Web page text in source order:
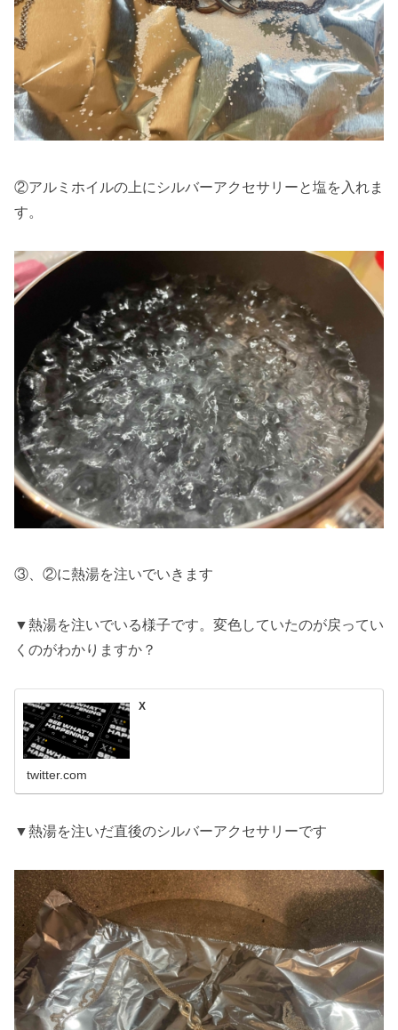
②アルミホイルの上にシルバーアクセサリーと塩を入れま
す。
③、②に熱湯を注いでいきます
▼熱湯を注いでいる様子です。変色していたのが戻ってい
くのがわかりますか？
X
twitter.com
▼熱湯を注いだ直後のシルバーアクセサリーです